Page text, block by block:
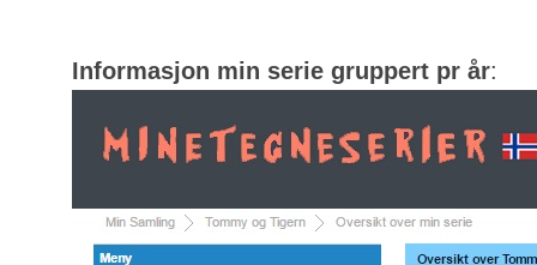
Informasjon min serie gruppert pr år: